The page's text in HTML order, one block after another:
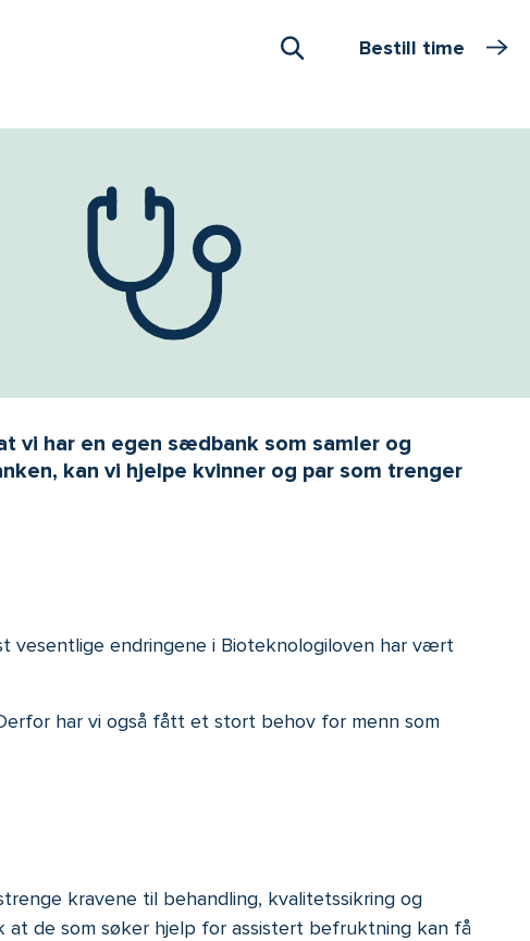
Bestill time
vi har en egen sædbank som samler og
kan vi hjelpe kvinner og par som trenger
vesentlige endringene i Bioteknologiloven har vært
har vi også fått et stort behov for menn som
kravene til behandling, kvalitetssikring og
at de som søker hjelp for assistert befruktning kan få